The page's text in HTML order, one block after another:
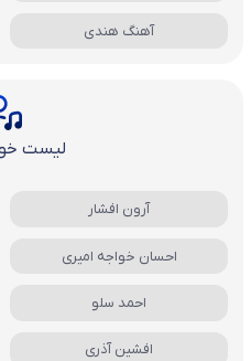
آهنگ هندی
لیست
آرون افشار
احسان خواجه امیری
احمد سلو
افشین آذری